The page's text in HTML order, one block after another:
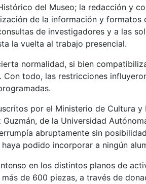
del Museo; la redacción y
de la información y formatos
de investigadores y a las
la vuelta al trabajo presencial.
normalidad, si bien
todo, las restricciones
por el Ministerio de Cultura
de la Universidad
abruptamente sin
podido incorporar a ningún
en los distintos planos de
de 600 piezas, a través de